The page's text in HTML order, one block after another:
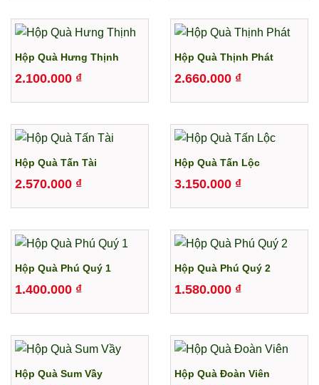
Hộp Quà Hưng Thịnh
2.100.000 ₫
Hộp Quà Thịnh Phát
2.660.000 ₫
Hộp Quà Tấn Tài
2.570.000 ₫
Hộp Quà Tấn Lộc
3.150.000 ₫
Hộp Quà Phú Quý 1
1.400.000 ₫
Hộp Quà Phú Quý 2
1.580.000 ₫
Hộp Quà Sum Vầy Hộp Quà Đoàn Viên